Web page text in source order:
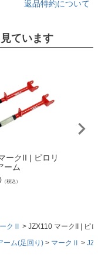
返品特約について
ています
ークII | ピロリ
ーム
（税込）
クⅡ
JZX110 マークII | ピ
ーム(足回り) マークⅡ